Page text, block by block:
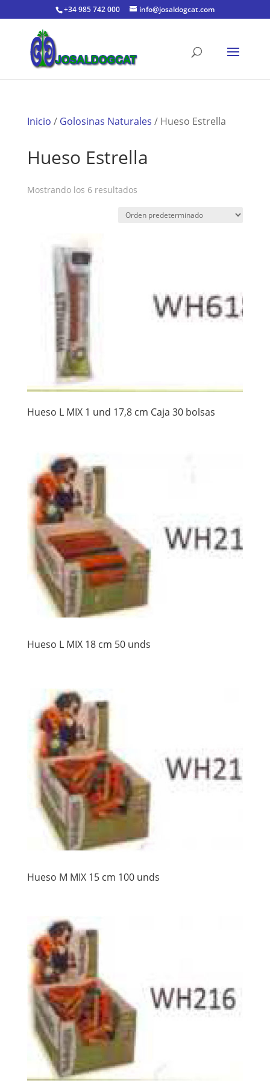
+34 985 742 000 info@josaldogcat.com
Inicio / Golosinas Naturales / Hueso Estrella
Hueso Estrella
Mostrando los 6 resultados
Hueso L MIX 1 und 17,8 cm Caja 30 bolsas
Hueso L MIX 18 cm 50 unds
Hueso M MIX 15 cm 100 unds